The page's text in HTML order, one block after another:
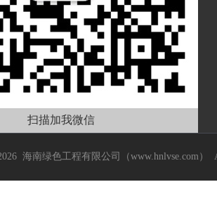
扫描加我微信
海南绿色工程有限公司（www.hnlvse.com